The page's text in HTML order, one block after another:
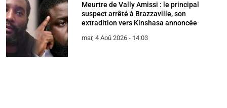
Meurtre de Vally Amissi : le principal
suspect arrêté à Brazzaville, son
extradition vers Kinshasa annoncée
mar, 4 Aoû 2026 - 14:03